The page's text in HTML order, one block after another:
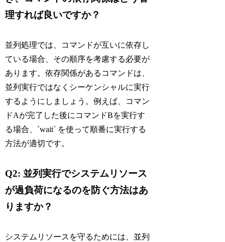
理すれば良いですか？
並列処理では、コマンドが互いに依存し
ている場合、その順序を考慮する必要が
あります。依存関係があるコマンドは、
並列実行ではなくシーケンシャルに実行
するようにしましょう。例えば、コマン
ドAが完了した後にコマンドBを実行す
る場合、`wait` を使って順番に実行する
方法が適切です。
Q2: 並列実行でシステムリソース
が過負荷になるのを防ぐ方法はあ
りますか？
システムリソースを守るためには、並列